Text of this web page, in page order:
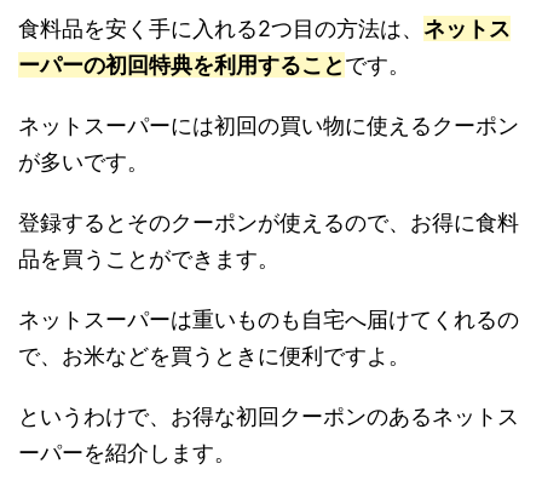
食料品を安く手に入れる2つ目の方法は、 ネットス
ーパーの初回特典を利用することです。
ネットスーパーには初回の買い物に使えるクーポン
が多いです。
登録するとそのクーポンが使えるので、お得に食料
品を買うことができます。
ネットスーパーは重いものも自宅へ届けてくれるの
で、お米などを買うときに便利ですよ。
というわけで、お得な初回クーポンのあるネットス
ーパーを紹介します。